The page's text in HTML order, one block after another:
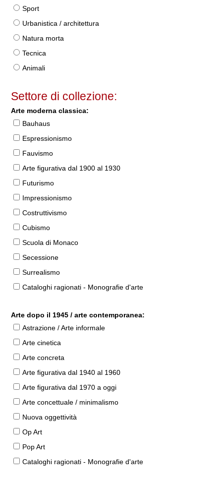
Sport
Urbanistica / architettura
Natura morta
Tecnica
Animali
Settore di collezione:
Arte moderna classica:
Bauhaus
Espressionismo
Fauvismo
Arte figurativa dal 1900 al 1930
Futurismo
Impressionismo
Costruttivismo
Cubismo
Scuola di Monaco
Secessione
Surrealismo
Cataloghi ragionati - Monografie d'arte
Arte dopo il 1945 / arte contemporanea:
Astrazione / Arte informale
Arte cinetica
Arte concreta
Arte figurativa dal 1940 al 1960
Arte figurativa dal 1970 a oggi
Arte concettuale / minimalismo
Nuova oggettività
Op Art
Pop Art
Cataloghi ragionati - Monografie d'arte